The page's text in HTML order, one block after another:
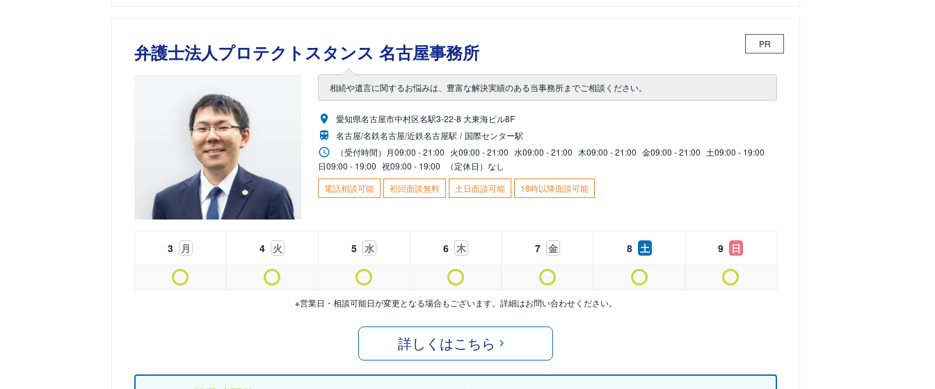
弁護士法人プロテクトスタンス 名古屋事務所 PR
相続や遺言に関するお悩みは、豊富な解決実績のある当事務所までご相談ください。
愛知県名古屋市中村区名駅3-22-8 大東海ビル8F
名古屋/名鉄名古屋/近鉄名古屋駅
国際センター駅
（受付時間） 月09:00 - 21:00 火09:00 - 21:00 水09:00 - 21:00 木09:00 - 21:00 金09:00 - 21:00 土09:00 - 19:00
日09:00 - 19:00 祝09:00 - 19:00
（定休日）なし
電話相談可能
初回面談無料 土日面談可能 18時以降面談可能
3 月 4 火 5 水 6 木 7 金 8 土 9 日
※営業日・相談可能日が変更となる場合もございます。詳細はお問い合わせください。
詳しくはこちら